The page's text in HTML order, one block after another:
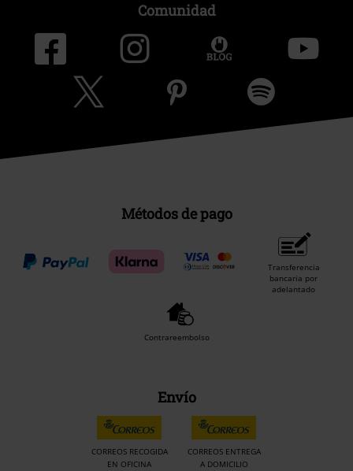
Comunidad
Métodos de pago
Transferencia
bancaria por
adelantado
Contrareembolso
Envío
CORREOS RECOGIDA
EN OFICINA
CORREOS ENTREGA
A DOMICILIO